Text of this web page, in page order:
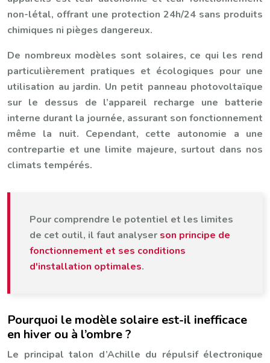
non-létal, offrant une protection 24h/24 sans produits
chimiques ni pièges dangereux.
De nombreux modèles sont solaires, ce qui les rend
particulièrement pratiques et écologiques pour une
utilisation au jardin. Un petit panneau photovoltaïque
sur le dessus de l’appareil recharge une batterie
interne durant la journée, assurant son fonctionnement
même la nuit. Cependant, cette autonomie a une
contrepartie et une limite majeure, surtout dans nos
climats tempérés.
Pour comprendre le potentiel et les limites
de cet outil, il faut analyser son principe de
fonctionnement et ses conditions
d'installation optimales.
Pourquoi le modèle solaire est-il inefficace
en hiver ou à l’ombre ?
Le principal talon d’Achille du répulsif électronique